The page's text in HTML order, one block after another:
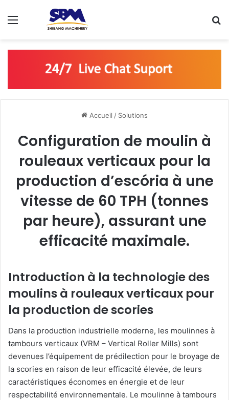
Accueil / Solutions
Configuration de moulin à
rouleaux verticaux pour la
production d’escória à une
vitesse de 60 TPH (tonnes
par heure), assurant une
efficacité maximale.
Introduction à la technologie des
moulins à rouleaux verticaux pour
la production de scories
Dans la production industrielle moderne, les moulinnes à
tambours verticaux (VRM – Vertical Roller Mills) sont
devenues l’équipement de prédilection pour le broyage de
la scories en raison de leur efficacité élevée, de leurs
caractéristiques économes en énergie et de leur
respectabilité environnementale. Le moulinne à tambours